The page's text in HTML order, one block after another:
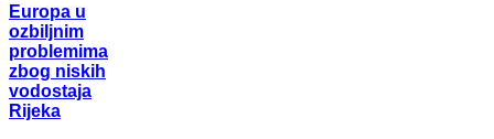
Europa u
ozbiljnim
problemima
zbog niskih
vodostaja
Rijeka